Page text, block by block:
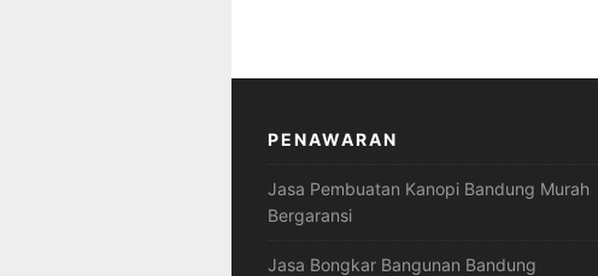
PENAWARAN
Jasa Pembuatan Kanopi Bandung Murah
Bergaransi
Jasa Bongkar Bangunan Bandung